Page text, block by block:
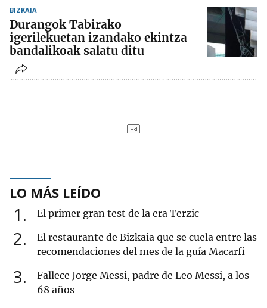
BIZKAIA
Durangok Tabirako
igerilekuetan izandako ekintza
bandalikoak salatu ditu
LO MÁS LEÍDO
1 El primer gran test de la era Terzic
2
El restaurante de Bizkaia que se cuela entre las
recomendaciones del mes de la guía Macarfi
3
Fallece Jorge Messi, padre de Leo Messi, a los
68 años